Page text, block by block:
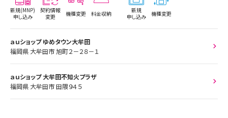
新規(MNP)
申し込み
契約情報
変更
機種変更 料金収納
新規
申し込み
機種変更
ａｕショップ ゆめタウン大牟田
福岡県 大牟田市 旭町２－２８－１
ａｕショップ 大牟田不知火プラザ
福岡県 大牟田市 田隈９４５